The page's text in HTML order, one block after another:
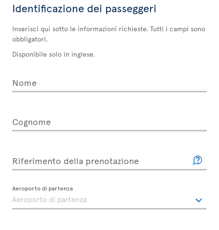
Identificazione dei passeggeri
Inserisci qui sotto le informazioni richieste. Tutti i campi sono
obbligatori.
Disponibile solo in inglese.
Nome
Cognome
Riferimento della prenotazione
Aeroporto di partenza